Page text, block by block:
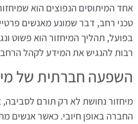
אחד המיתוסים הנפוצים הוא
טכני רחב, דבר שמונע מאנשים
בפועל, תהליך המיחזור הוא פשוט
רבות להנגיש את המידע לקהל
השפעה חברתית של
מיחזור נחושת לא רק תורם
החברה באופן חיובי. כאשר אנשים